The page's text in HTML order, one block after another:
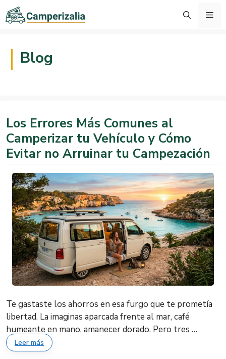
Saltar
al
Blog
Los Errores Más Comunes al
Camperizar tu Vehículo y Cómo
Evitar no Arruinar tu Campezación
Te gastaste los ahorros en esa furgo que te prometía
libertad. La imaginas aparcada frente al mar, café
humeante en mano, amanecer dorado. Pero tres …
Leer más